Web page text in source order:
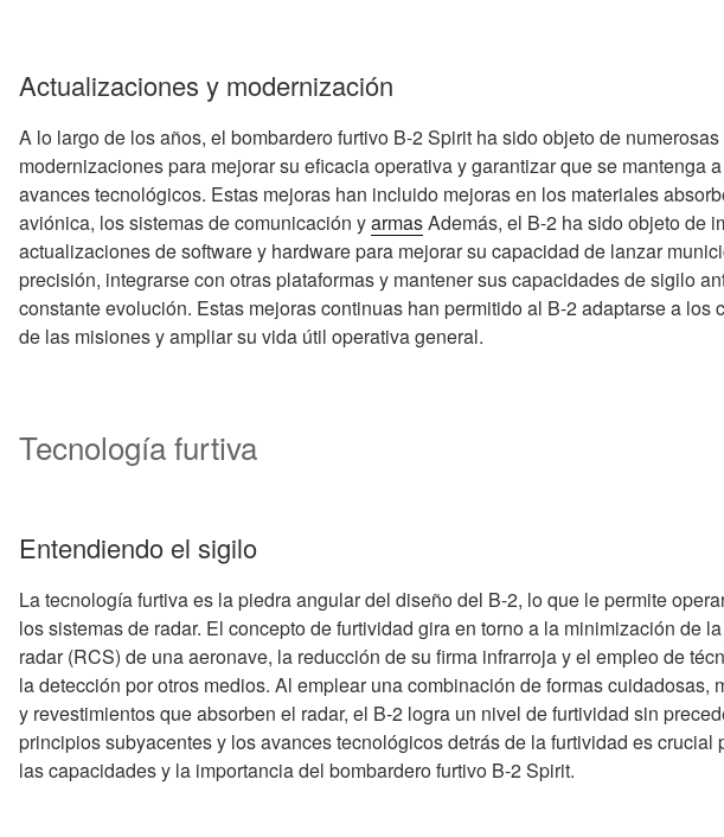
Actualizaciones y modernización
A lo largo de los años, el bombardero furtivo B-2 Spirit ha sido objeto de
modernizaciones para mejorar su eficacia operativa y garantizar que se mantenga
avances tecnológicos. Estas mejoras han incluido mejoras en los materiales
aviónica, los sistemas de comunicación yarmasAdemás, el B-2 ha sido objeto de
actualizaciones de software y hardware para mejorar su capacidad de lanzar
precisión, integrarse con otras plataformas y mantener sus capacidades de sigilo
constante evolución. Estas mejoras continuas han permitido al B-2 adaptarse a los
de las misiones y ampliar su vida útil operativa general.
Tecnología furtiva
Entendiendo el sigilo
La tecnología furtiva es la piedra angular del diseño del B-2, lo que le permite
los sistemas de radar. El concepto de furtividad gira en torno a la minimización de
radar (RCS) de una aeronave, la reducción de su firma infrarroja y el empleo de
la detección por otros medios. Al emplear una combinación de formas cuidadosas,
y revestimientos que absorben el radar, el B-2 logra un nivel de furtividad sin
principios subyacentes y los avances tecnológicos detrás de la furtividad es crucial
las capacidades y la importancia del bombardero furtivo B-2 Spirit.